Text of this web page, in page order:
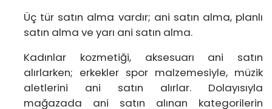
Üç tür satın alma vardır; ani satın alma, planlı
satın alma ve yarı ani satın alma.
Kadınlar kozmetiği, aksesuarı ani satın
alırlarken; erkekler spor malzemesiyle, müzik
aletlerini ani satın alırlar. Dolayısıyla
mağazada ani satın alınan kategorilerin